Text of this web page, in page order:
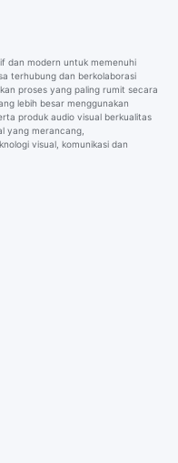
dan modern untuk memenuhi
terhubung dan berkolaborasi
proses yang paling rumit secara
lebih besar menggunakan
produk audio visual berkualitas
yang merancang,
visual, komunikasi dan